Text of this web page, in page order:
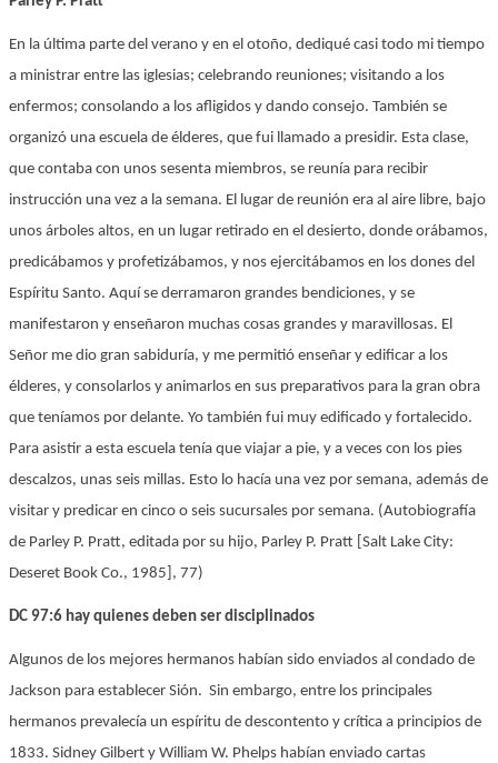
En la última parte del verano y en el otoño, dediqué casi todo mi tiempo
a ministrar entre las iglesias; celebrando reuniones; visitando a los
enfermos; consolando a los afligidos y dando consejo. También se
organizó una escuela de élderes, que fui llamado a presidir. Esta clase,
que contaba con unos sesenta miembros, se reunía para recibir
instrucción una vez a la semana. El lugar de reunión era al aire libre, bajo
unos árboles altos, en un lugar retirado en el desierto, donde orábamos,
predicábamos y profetizábamos, y nos ejercitábamos en los dones del
Espíritu Santo. Aquí se derramaron grandes bendiciones, y se
manifestaron y enseñaron muchas cosas grandes y maravillosas. El
Señor me dio gran sabiduría, y me permitió enseñar y edificar a los
élderes, y consolarlos y animarlos en sus preparativos para la gran obra
que teníamos por delante. Yo también fui muy edificado y fortalecido.
Para asistir a esta escuela tenía que viajar a pie, y a veces con los pies
descalzos, unas seis millas. Esto lo hacía una vez por semana, además de
visitar y predicar en cinco o seis sucursales por semana. (Autobiografía
de Parley P. Pratt, editada por su hijo, Parley P. Pratt [Salt Lake City:
Deseret Book Co., 1985], 77)
DC 97:6 hay quienes deben ser disciplinados
Algunos de los mejores hermanos habían sido enviados al condado de
Jackson para establecer Sión. Sin embargo, entre los principales
hermanos prevalecía un espíritu de descontento y crítica a principios de
1833. Sidney Gilbert y William W. Phelps habían enviado cartas